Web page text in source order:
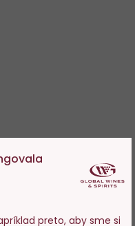
preto, aby sme si